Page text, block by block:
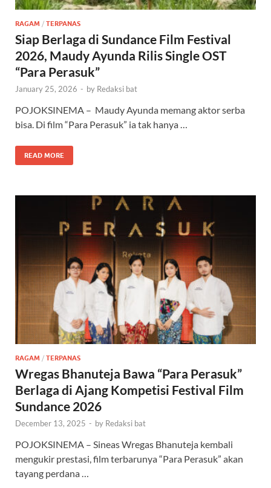
RAGAM / TERPANAS
Siap Berlaga di Sundance Film Festival
2026, Maudy Ayunda Rilis Single OST
“Para Perasuk”
January 25, 2026 - by Redaksi bat
POJOKSINEMA – Maudy Ayunda memang aktor serba
bisa. Di film “Para Perasuk” ia tak hanya …
READ MORE
RAGAM / TERPANAS
Wregas Bhanuteja Bawa “Para Perasuk”
Berlaga di Ajang Kompetisi Festival Film
Sundance 2026
December 13, 2025 - by Redaksi bat
POJOKSINEMA – Sineas Wregas Bhanuteja kembali
mengukir prestasi, film terbarunya “Para Perasuk” akan
tayang perdana …